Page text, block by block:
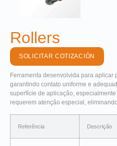
Rollers
SOLICITAR COTIZACIÓN
Ferramenta desenvolvida para aplicar
garantindo contato uniforme e
superfície de aplicação,
requerem atenção especial,
Referência Descrição